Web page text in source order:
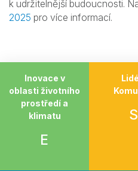
k udržitelnější budoucnosti.
2025 pro více informací.
Inovace v
oblasti životního
prostředí a
klimatu
E
S